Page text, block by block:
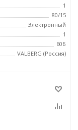
1
80/15
Электронный
1
60Б
VALBERG (Россия)